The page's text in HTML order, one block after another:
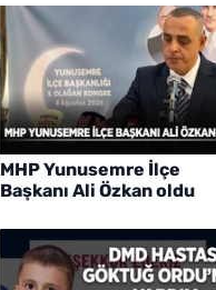
MHP Yunusemre İlçe
Başkanı Ali Özkan oldu